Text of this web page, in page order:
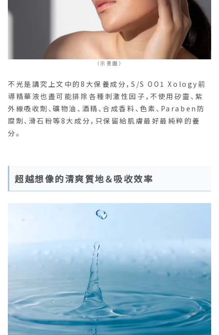
（示意圖）
不光是講究上文中的8大保養成分，S/S OO1 Xology前
導精華液也盡可能排除各種刺激性因子，不使用矽靈、紫
外線吸收劑、礦物油、酒精、合成香料、色素、Paraben防
腐劑、滑石粉等8大成分，只保留給肌膚最好最純粹的養
分。
超越想像的清爽質地＆吸收效率